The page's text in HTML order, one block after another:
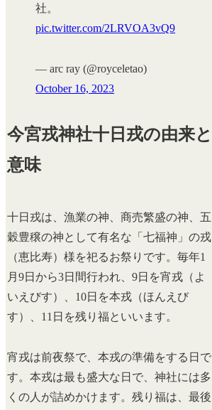
社。
pic.twitter.com/2LRVOA3vQ9
— arc ray (@royceletao)
October 16, 2023
今宮戎神社十日戎の由来と
意味
十日戎は、漁業の神、商売繁盛の神、五
穀豊穣の神として有名な「七福神」の戎
（恵比寿）様を祀るお祭りです。毎年1
月9日から3日間行われ、9日を宵戎（よ
いえびす）、10日を本戎（ほんえび
す）、11日を残り福といいます。
宵戎は前夜祭で、本戎の準備をする日で
す。本戎は最も盛大な日で、神社には多
くの人が詰めかけます。残り福は、最後